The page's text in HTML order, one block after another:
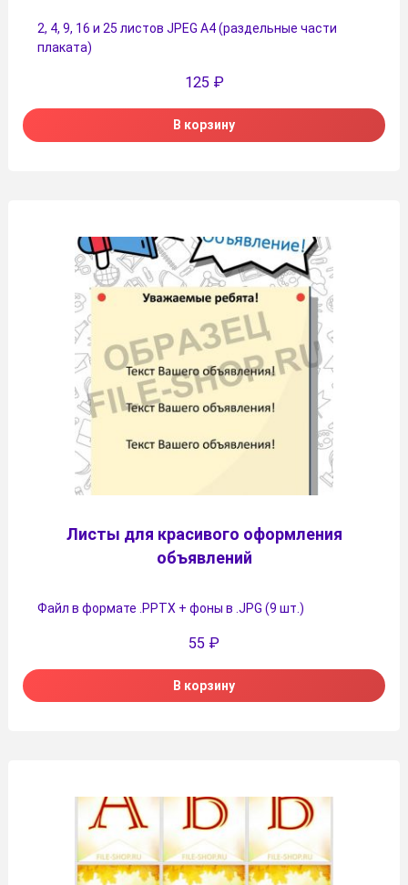
2, 4, 9, 16 и 25 листов JPEG А4 (раздельные части
плаката)
125 ₽
В корзину
Листы для красивого оформления
объявлений
Файл в формате .PPTX + фоны в .JPG (9 шт.)
55 ₽
В корзину